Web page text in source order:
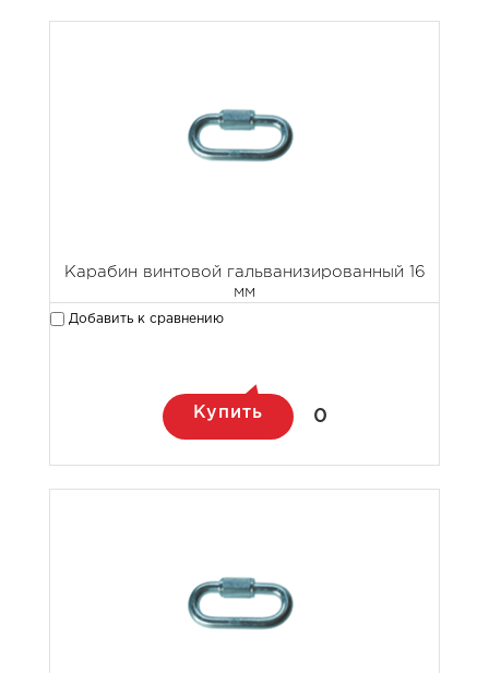
Карабин винтовой гальванизированный 16
мм
Добавить к сравнению
Купить 0